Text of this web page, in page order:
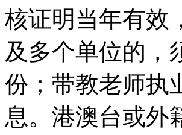
核证明当年有效
及多个单位的，
份；带教老师执
息。港澳台或外